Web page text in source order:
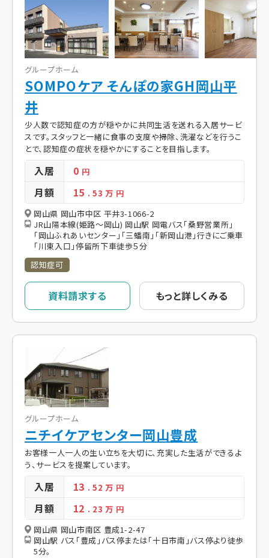
グループホーム
SOMPOケア そんぽの家GH岡山平
井
少人数で認知症の方が穏やかに共同生活を送れる入居サービ
スです。スタッフと一緒に食事の支度や掃除、洗濯などを行うこ
とで、認知症の症状を穏やかにすることを目指します。
入居 0 円
月額 15 . 53万 円
岡山県 岡山市中区 平井3-1066-2
JR山陽本線(姫路～岡山) 岡山駅 岡電バス「桑野営業所」
「岡山ふれあいセンター」「三蟠南」「新岡山港」行きにご乗車
「川東入口」停留所下車徒歩５分
認知症可
資料請求する もっと詳しくみる
グループホーム
ニチイケアセンター岡山豊成
お客様一人一人の生い立ちを大切に、充実した生活ができるよ
う、サービスを提案しています。
入居 13 . 52万 円
月額 12 . 23万 円
岡山県 岡山市南区 豊成1-2-47
岡山駅 バス「豊成」バス停または「十日市南」バス停より徒歩
5分。